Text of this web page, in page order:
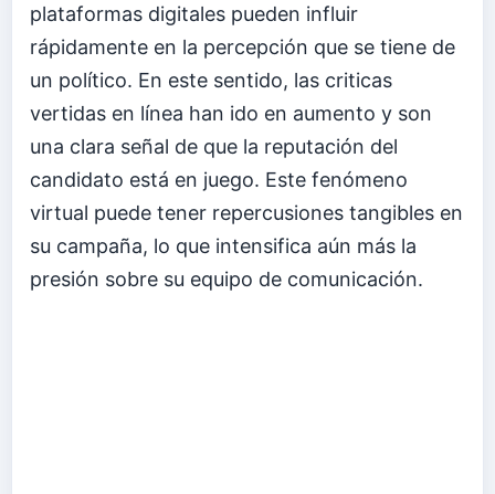
plataformas digitales pueden influir
rápidamente en la percepción que se tiene de
un político. En este sentido, las criticas
vertidas en línea han ido en aumento y son
una clara señal de que la reputación del
candidato está en juego. Este fenómeno
virtual puede tener repercusiones tangibles en
su campaña, lo que intensifica aún más la
presión sobre su equipo de comunicación.